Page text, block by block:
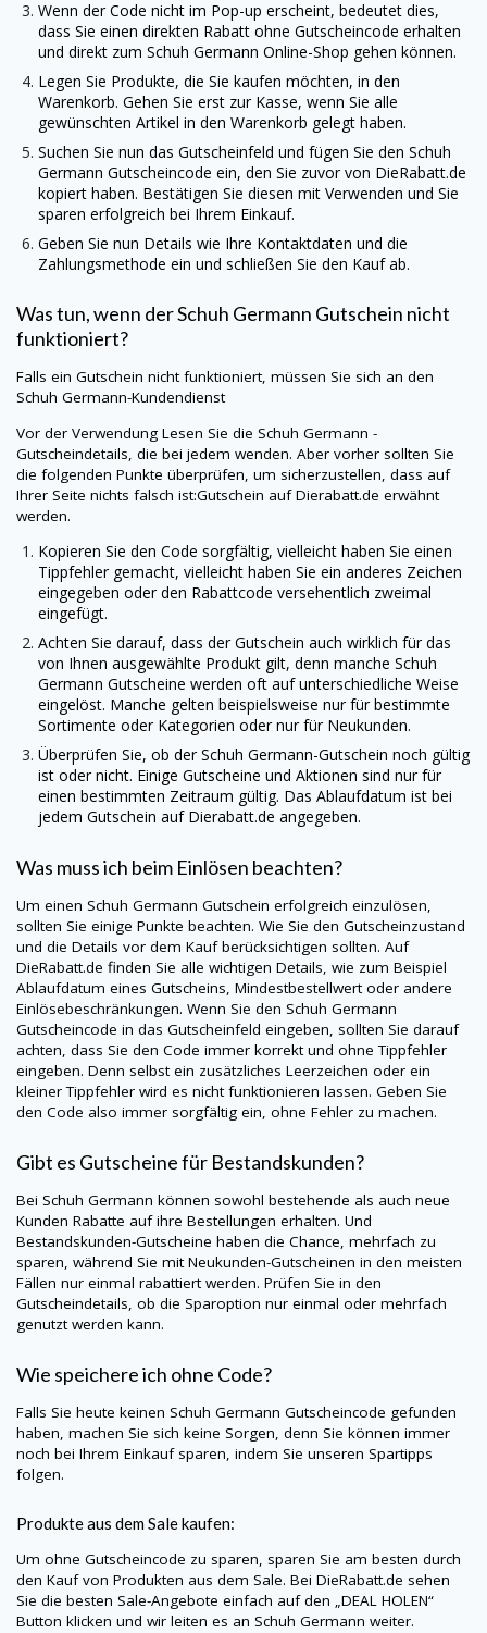
Wenn der Code nicht im Pop-up erscheint, bedeutet dies,
dass Sie einen direkten Rabatt ohne Gutscheincode erhalten
und direkt zum Schuh Germann Online-Shop gehen können.
Legen Sie Produkte, die Sie kaufen möchten, in den
Warenkorb. Gehen Sie erst zur Kasse, wenn Sie alle
gewünschten Artikel in den Warenkorb gelegt haben.
Suchen Sie nun das Gutscheinfeld und fügen Sie den Schuh
Germann Gutscheincode ein, den Sie zuvor von DieRabatt.de
kopiert haben. Bestätigen Sie diesen mit Verwenden und Sie
sparen erfolgreich bei Ihrem Einkauf.
Geben Sie nun Details wie Ihre Kontaktdaten und die
Zahlungsmethode ein und schließen Sie den Kauf ab.
Was tun, wenn derSchuh Germann Gutschein nicht
funktioniert?
Falls ein Gutschein nicht funktioniert, müssen Sie sich an den
Schuh Germann-Kundendienst
Vor der Verwendung Lesen Sie die Schuh Germann -
Gutscheindetails, die bei jedem wenden. Aber vorher sollten Sie
die folgenden Punkte überprüfen, um sicherzustellen, dass auf
Ihrer Seite nichts falsch ist:Gutschein aufDierabatt.de erwähnt
werden.
Kopieren Sie den Code sorgfältig, vielleicht haben Sie einen
Tippfehler gemacht, vielleicht haben Sie ein anderes Zeichen
eingegeben oder den Rabattcode versehentlich zweimal
eingefügt.
Achten Sie darauf, dass der Gutschein auch wirklich für das
von Ihnen ausgewählte Produkt gilt, denn manche Schuh
Germann Gutscheine werden oft auf unterschiedliche Weise
eingelöst. Manche gelten beispielsweise nur für bestimmte
Sortimente oder Kategorien oder nur für Neukunden.
Überprüfen Sie, ob derSchuh Germann-Gutschein noch gültig
ist oder nicht. Einige Gutscheine und Aktionen sind nur für
einen bestimmten Zeitraum gültig. Das Ablaufdatum ist bei
jedem Gutschein auf Dierabatt.de angegeben.
Was muss ich beim Einlösen beachten?
Um einen Schuh Germann Gutschein erfolgreich einzulösen,
sollten Sie einige Punkte beachten. Wie Sie den Gutscheinzustand
und die Details vor dem Kauf berücksichtigen sollten. Auf
DieRabatt.de finden Sie alle wichtigen Details, wie zum Beispiel
Ablaufdatum eines Gutscheins, Mindestbestellwert oder andere
Einlösebeschränkungen. Wenn Sie den Schuh Germann
Gutscheincode in das Gutscheinfeld eingeben, sollten Sie darauf
achten, dass Sie den Code immer korrekt und ohne Tippfehler
eingeben. Denn selbst ein zusätzliches Leerzeichen oder ein
kleiner Tippfehler wird es nicht funktionieren lassen. Geben Sie
den Code also immer sorgfältig ein, ohne Fehler zu machen.
Gibt es Gutscheine für Bestandskunden?
Bei Schuh Germann können sowohl bestehende als auch neue
Kunden Rabatte auf ihre Bestellungen erhalten. Und
Bestandskunden-Gutscheine haben die Chance, mehrfach zu
sparen, während Sie mit Neukunden-Gutscheinen in den meisten
Fällen nur einmal rabattiert werden. Prüfen Sie in den
Gutscheindetails, ob die Sparoption nur einmal oder mehrfach
genutzt werden kann.
Wie speichere ich ohne Code?
Falls Sie heute keinen Schuh Germann Gutscheincode gefunden
haben, machen Sie sich keine Sorgen, denn Sie können immer
noch bei Ihrem Einkauf sparen, indem Sie unseren Spartipps
folgen.
Produkte aus dem Sale kaufen:
Um ohne Gutscheincode zu sparen, sparen Sie am besten durch
den Kauf von Produkten aus dem Sale. Bei DieRabatt.de sehen
Sie die besten Sale-Angebote einfach auf den „DEAL HOLEN“
Button klicken und wir leiten es an Schuh Germann weiter.